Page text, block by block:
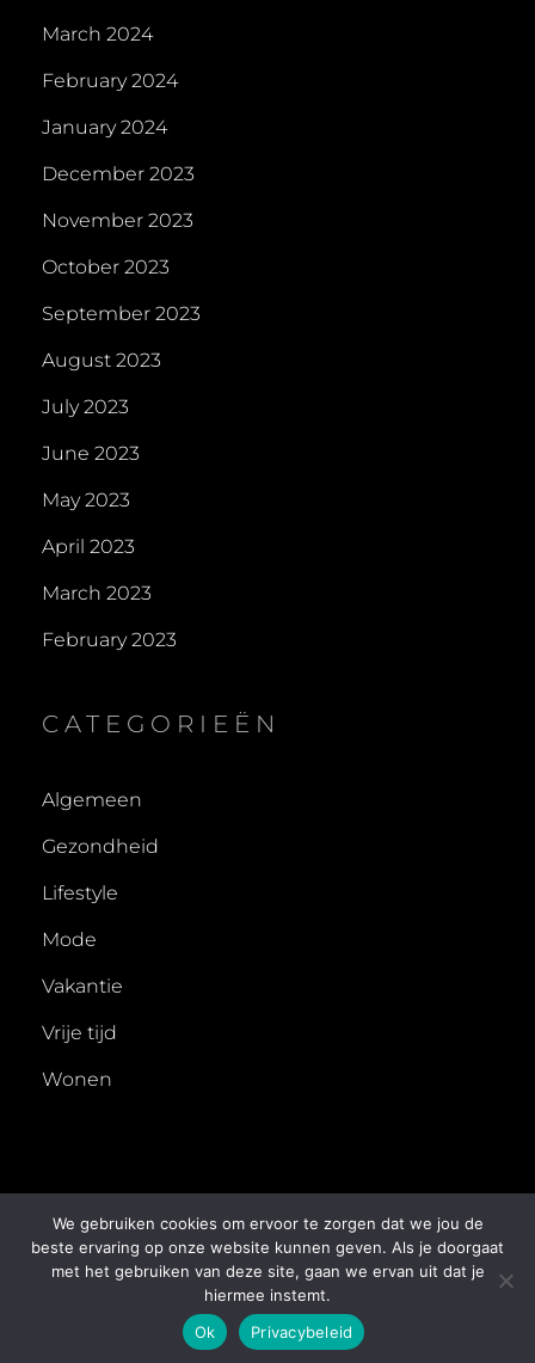
March 2024
February 2024
January 2024
December 2023
November 2023
October 2023
September 2023
August 2023
July 2023
June 2023
May 2023
April 2023
March 2023
February 2023
CATEGORIEËN
Algemeen
Gezondheid
Lifestyle
Mode
Vakantie
Vrije tijd
Wonen
COPYRIGHT © 2026 50X . ALL RIGHTS RESERVED.
| FOTOGRAFIE BY
We gebruiken cookies om ervoor te zorgen dat we jou de
beste ervaring op onze website kunnen geven. Als je doorgaat
met het gebruiken van deze site, gaan we ervan uit dat je
hiermee instemt.
Ok
Privacybeleid